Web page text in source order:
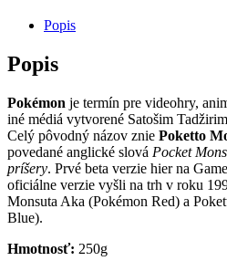
Popis
Popis
Pokémon je termín pre videohry,
iné médiá vytvorené Satošim
Celý pôvodný názov znie Poketto
povedané anglické slová Pocket
príšery. Prvé beta verzie hier na
oficiálne verzie vyšli na trh v roku
Monsuta Aka (Pokémon Red) a
Blue).
Hmotnosť: 250g